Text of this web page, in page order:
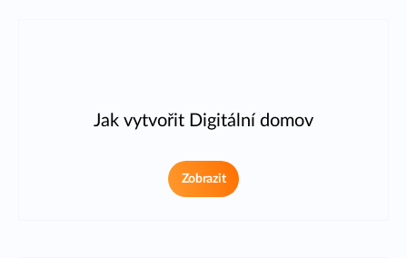
Jak vytvořit Digitální domov
Zobrazit